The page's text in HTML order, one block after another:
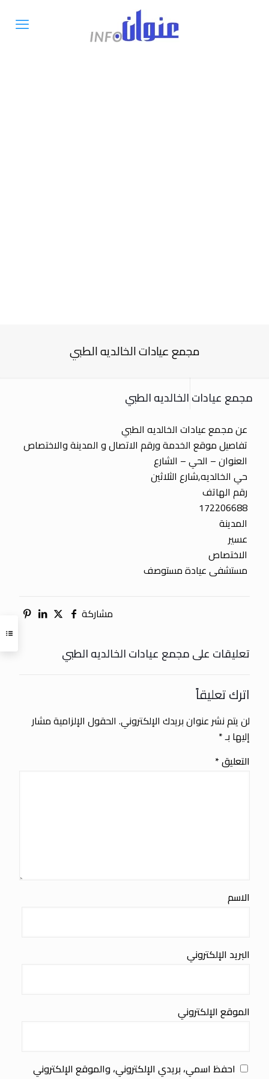
مجمع عيادات الخالديه الطبي
مجمع عيادات الخالديه الطبي
عن مجمع عيادات الخالديه الطبي
تفاصيل موقع الخدمة ورقم الاتصال و المدينة والاختصاص
العنوان – الحي – الشارع
حي الخالديه,شارع الثلاثين
رقم الهاتف
172206688
المدينة
عسير
الاختصاص
مستشفى عيادة مستوصف
مشاركة
تعليقات على مجمع عيادات الخالديه الطبي
اترك تعليقاً
لن يتم نشر عنوان بريدك الإلكتروني. الحقول الإلزامية مشار
إليها بـ*
التعليق*
الاسم
البريد الإلكتروني
الموقع الإلكتروني
احفظ اسمي، بريدي الإلكتروني، والموقع الإلكتروني